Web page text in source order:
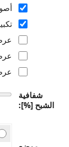
شفافية
الشبح [%]